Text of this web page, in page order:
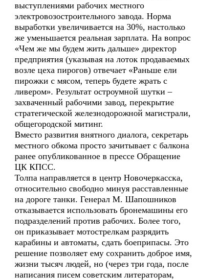
выступлениями рабочих местного
электровозостроительного завода. Норма
выработки увеличивается на 30%, настолько
же уменьшается реальная зарплата. На вопрос
«Чем же мы будем жить дальше» директор
предприятия (указывая на лоток продаваемых
возле цеха пирогов) отвечает «Раньше ели
пирожки с мясом, теперь будете жрать с
ливером». Результат остроумной шутки –
захваченный рабочими завод, перекрытие
стратегической железнодорожной магистрали,
общегородской митинг.
Вместо развития внятного диалога, секретарь
местного обкома просто зачитывает с балкона
ранее опубликованное в прессе Обращение
ЦК КПСС.
Толпа направляется в центр Новочеркасска,
относительно свободно минуя расставленные
на дороге танки. Генерал М. Шапошников
отказывается использовать бронемашины его
подразделений против рабочих. Более того,
он приказывает мотострелкам разрядить
карабины и автоматы, сдать боеприпасы. Это
решение позволяет ему сохранить доброе имя,
жизни тысяч людей, но (через три года, после
написания писем советским литераторам,